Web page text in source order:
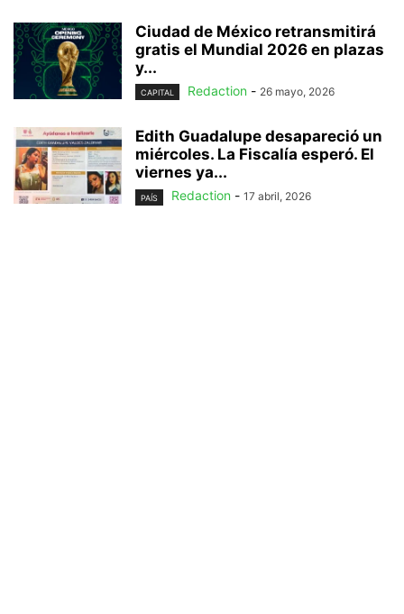
Ciudad de México retransmitirá
gratis el Mundial 2026 en plazas
y...
CAPITAL Redaction - 26 mayo, 2026
Edith Guadalupe desapareció un
miércoles. La Fiscalía esperó. El
viernes ya...
PAÍS Redaction - 17 abril, 2026